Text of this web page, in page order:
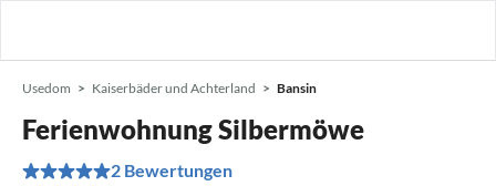
Usedom Kaiserbäder und Achterland Bansin
Ferienwohnung Silbermöwe
2 Bewertungen